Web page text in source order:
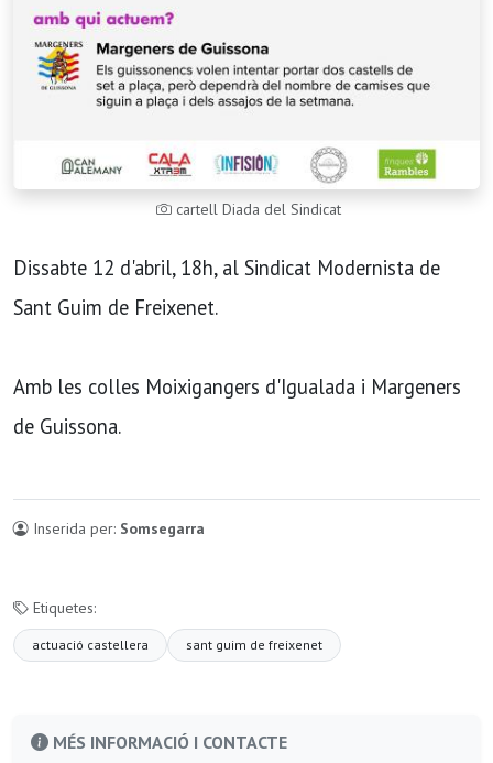
cartell Diada del Sindicat
Dissabte 12 d'abril, 18h, al Sindicat Modernista de
Sant Guim de Freixenet.
Amb les colles Moixigangers d'Igualada i Margeners
de Guissona.
Inserida per: Somsegarra
Etiquetes:
actuació castellera sant guim de freixenet
MÉS INFORMACIÓ I CONTACTE